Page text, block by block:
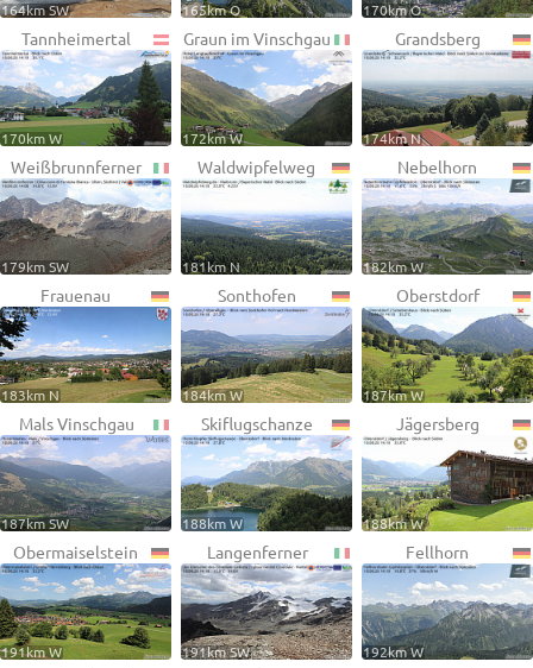
164km SW 165km O 170km O
Tannheimertal
170km W
Graun im Vinschgau
172km W
Grandsberg
174km N
Weißbrunnferner
179km SW
Waldwipfelweg
181km N
Nebelhorn
182km W
Frauenau
183km N
Sonthofen
184km W
Oberstdorf
187km W
Mals Vinschgau
187km SW
Skiflugschanze
188km W
Jägersberg
188km W
Obermaiselstein
191km W
Langenferner
191km SW
Fellhorn
192km W